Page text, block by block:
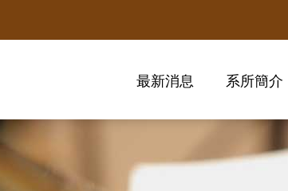
最新消息 系所簡介